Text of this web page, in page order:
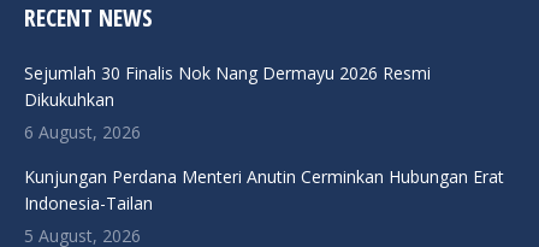
RECENT NEWS
Sejumlah 30 Finalis Nok Nang Dermayu 2026 Resmi
Dikukuhkan
6 August, 2026
Kunjungan Perdana Menteri Anutin Cerminkan Hubungan Erat
Indonesia-Tailan
5 August, 2026